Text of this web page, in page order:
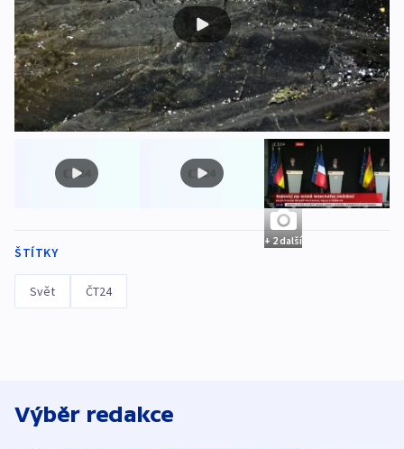
+ 2 další
ŠTÍTKY
Svět ČT24
Výběr redakce